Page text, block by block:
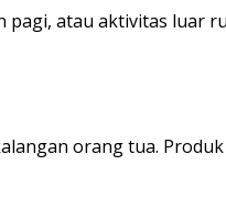
atau aktivitas luar
orang tua.